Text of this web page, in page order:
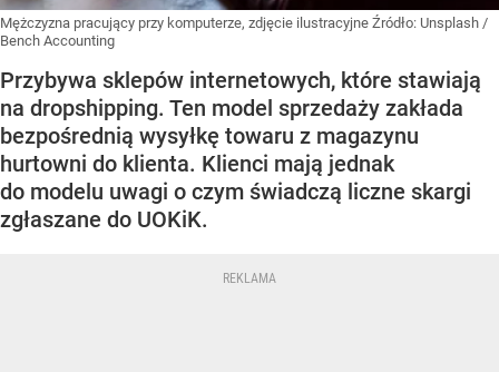
Mężczyzna pracujący przy komputerze, zdjęcie ilustracyjne Źródło: Unsplash /
Bench Accounting
Przybywa sklepów internetowych, które stawiają
na dropshipping. Ten model sprzedaży zakłada
bezpośrednią wysyłkę towaru z magazynu
hurtowni do klienta. Klienci mają jednak
do modelu uwagi o czym świadczą liczne skargi
zgłaszane do UOKiK.